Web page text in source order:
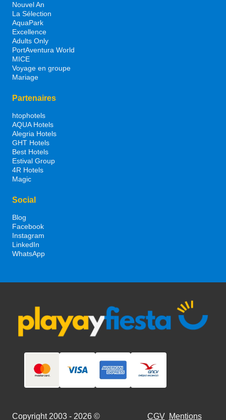
Nouvel An
La Sélection
AquaPark
Excellence
Adults Only
PortAventura World
MICE
Voyage en groupe
Mariage
Partenaires
htophotels
AQUA Hotels
Alegria Hotels
GHT Hotels
Best Hotels
Estival Group
4R Hotels
Magic
Social
Blog
Facebook
Instagram
LinkedIn
WhatsApp
Copyright 2003 - 2026 © CGV Mentions